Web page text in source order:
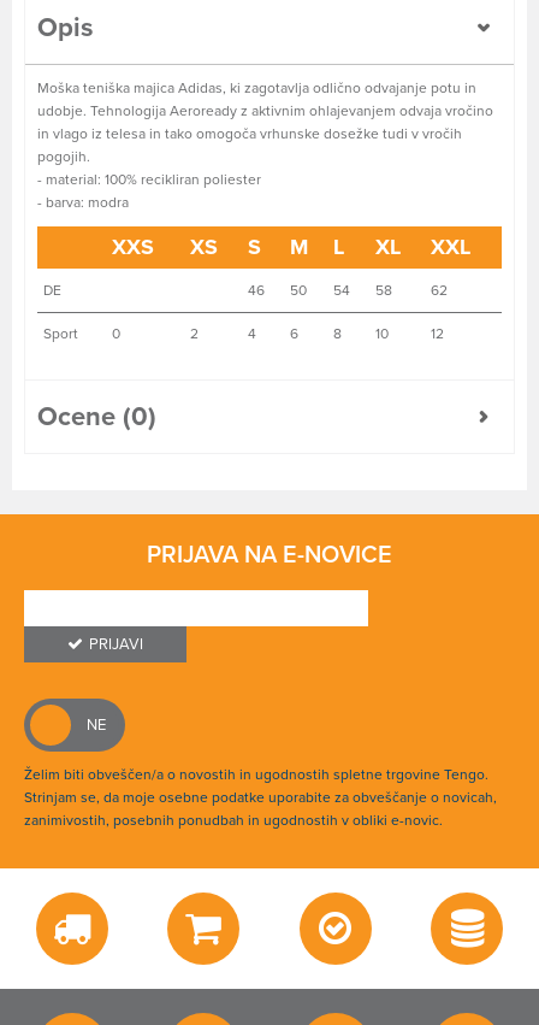
Opis
Moška teniška majica Adidas, ki zagotavlja odlično odvajanje potu in
udobje. Tehnologija Aeroready z aktivnim ohlajevanjem odvaja vročino
in vlago iz telesa in tako omogoča vrhunske dosežke tudi v vročih
pogojih.
- material: 100% recikliran poliester
- barva: modra
XXS XS S M L XL XXL
DE 46 50 54 58 62
Sport 0 2 4 6 8 10 12
Ocene (0)
PRIJAVA NA E-NOVICE
PRIJAVI
Želim biti obveščen/a o novostih in ugodnostih spletne trgovine Tengo.
Strinjam se, da moje osebne podatke uporabite za obveščanje o novicah,
zanimivostih, posebnih ponudbah in ugodnostih v obliki e-novic.